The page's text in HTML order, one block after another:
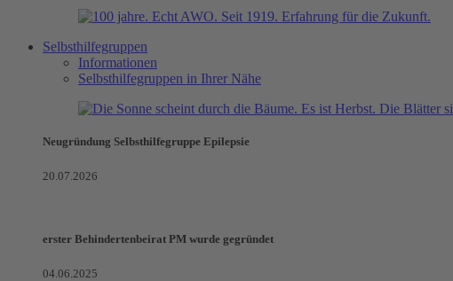
Selbsthilfegruppen
Informationen
Selbsthilfegruppen in Ihrer Nähe
Neugründung Selbsthilfegruppe Epilepsie
20.07.2026
erster Behindertenbeirat PM wurde gegründet
04.06.2025